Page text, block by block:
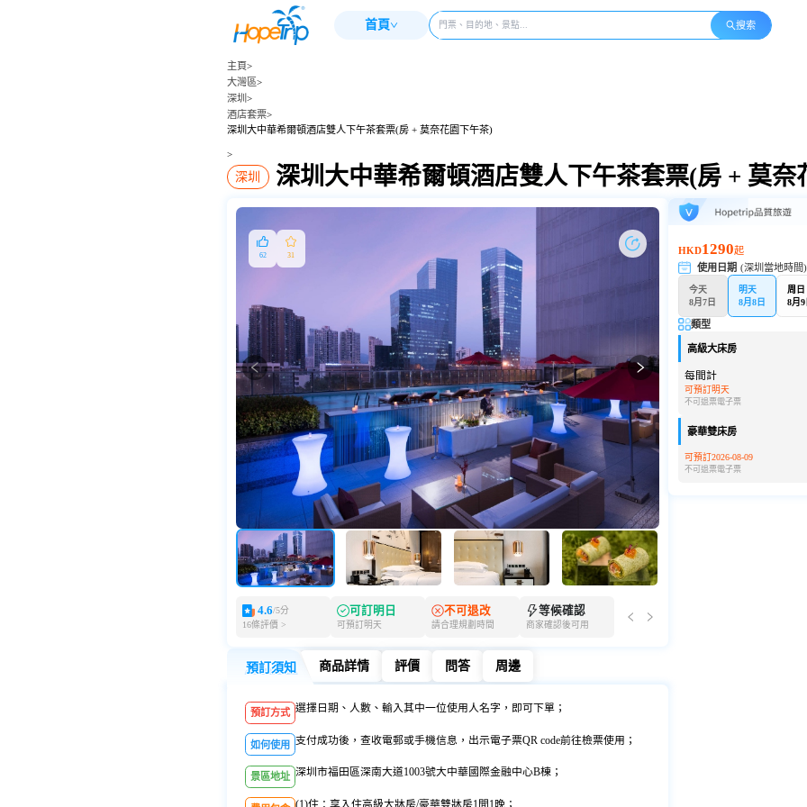
首頁 搜索
主頁>
大灣區>
深圳 >
酒店套票>
深圳大中華希爾頓酒店雙人下午茶套票(房 + 莫奈花園下午茶)
>
深圳 深圳大中華希爾頓酒店雙人下午茶套票(房 + 莫奈
62 31
4.6/5分
16條評價 >
可訂明日
可預訂明天
不可退改
請合理規劃時間
等候確認
商家確認後可用
預訂須知 商品詳情 評價 問答
周邊
商品詳情 評價 問答
預訂方式 選擇日期、人數、輸入其中一位使用人名字，即可下單；
如何使用 支付成功後，查收電郵或手機信息，出示電子票QR code前往檢票使用；
景區地址 深圳市福田區深南大道1003號大中華國際金融中心B棟；
(1)住：享入住高級大牀房/豪華雙牀房1間1晚；
HKD1290起
使用日期 (深圳當地時間)
今天
8月7日
明天
8月8日
周日
8月9
類型
高級大床房
每間計
可預訂明天
不可退票電子票
豪華雙床房
可預訂2026-08-09
不可退票電子票